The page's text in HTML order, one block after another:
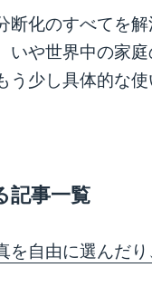
断化のすべてを
いや世界中の家
う少し具体的な
記事一覧
を自由に選んだ